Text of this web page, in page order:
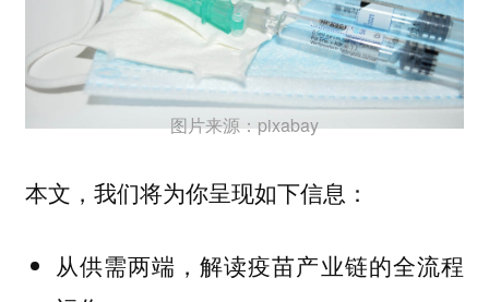
图片来源：pixabay
本文，我们将为你呈现如下信息：
从供需两端，解读疫苗产业链的全流程